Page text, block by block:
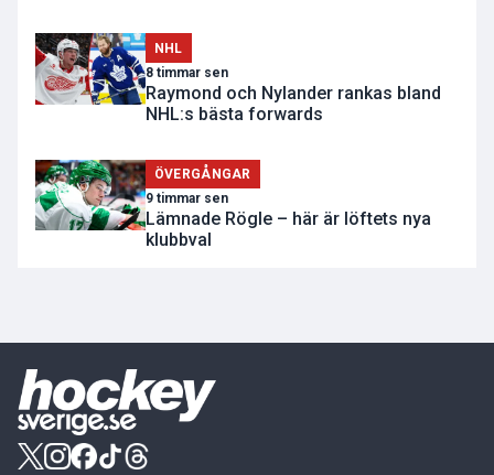
NHL
8 timmar sen
Raymond och Nylander rankas bland
NHL:s bästa forwards
ÖVERGÅNGAR
9 timmar sen
Lämnade Rögle – här är löftets nya
klubbval